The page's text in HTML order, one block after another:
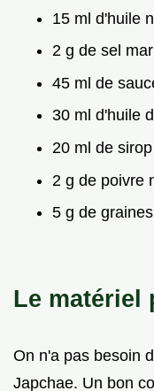
15 ml d'huile
2 g de sel
45 ml de
30 ml d'huile
20 ml de
2 g de poivre
5 g de
Le matériel
On n'a pas besoin
Japchae. Un bon